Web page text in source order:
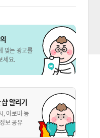
맞는 광고를
세요.
알리기
, 아로마 등
보 공유